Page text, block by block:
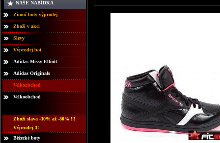
NAŠE NABÍDKA
Zimní boty-výprodej
Zboží v akci
Slevy
Výprodej bot
Adidas Missy Elliott
Adidas Originals
Velkoobchod
Velkoobchod
Zboží slava -30% až -80% !!!
Výprodej !!!
Běžecké boty